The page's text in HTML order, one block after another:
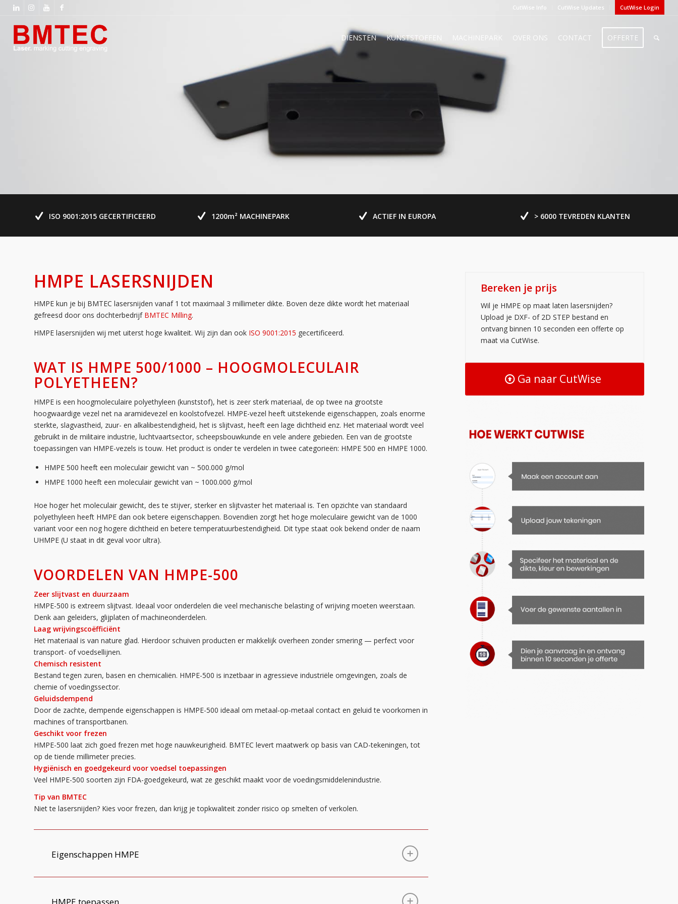
CutWise Info CutWise Updates CutWise Login
DIENSTEN KUNSTSTOFFEN MACHINEPARK OVER ONS CONTACT OFFERTE
ISO 9001:2015 GECERTIFICEERD 1200m² MACHINEPARK ACTIEF IN EUROPA > 6000 TEVREDEN KLANTEN
HMPE LASERSNIJDEN
HMPE kun je bij BMTEC lasersnijden vanaf 1 tot maximaal 3 millimeter dikte. Boven deze dikte wordt het materiaal
gefreesd door ons dochterbedrijf BMTEC Milling.
HMPE lasersnijden wij met uiterst hoge kwaliteit. Wij zijn dan ook ISO 9001:2015 gecertificeerd.
WAT IS HMPE 500/1000 – HOOGMOLECULAIR
POLYETHEEN?
HMPE is een hoogmoleculaire polyethyleen (kunststof), het is zeer sterk materiaal, de op twee na grootste
hoogwaardige vezel net na aramidevezel en koolstofvezel. HMPE-vezel heeft uitstekende eigenschappen, zoals enorme
sterkte, slagvastheid, zuur- en alkalibestendigheid, het is slijtvast, heeft een lage dichtheid enz. Het materiaal wordt veel
gebruikt in de militaire industrie, luchtvaartsector, scheepsbouwkunde en vele andere gebieden. Een van de grootste
toepassingen van HMPE-vezels is touw. Het product is onder te verdelen in twee categorieën: HMPE 500 en HMPE 1000.
HMPE 500 heeft een moleculair gewicht van ~ 500.000 g/mol
HMPE 1000 heeft een moleculair gewicht van ~ 1000.000 g/mol
Hoe hoger het moleculair gewicht, des te stijver, sterker en slijtvaster het materiaal is. Ten opzichte van standaard
polyethyleen heeft HMPE dan ook betere eigenschappen. Bovendien zorgt het hoge moleculaire gewicht van de 1000
variant voor een nog hogere dichtheid en betere temperatuurbestendigheid. Dit type staat ook bekend onder de naam
UHMPE (U staat in dit geval voor ultra).
VOORDELEN VAN HMPE-500
Zeer slijtvast en duurzaam
HMPE-500 is extreem slijtvast. Ideaal voor onderdelen die veel mechanische belasting of wrijving moeten weerstaan.
Denk aan geleiders, glijplaten of machineonderdelen.
Laag wrijvingscoëfficiënt
Het materiaal is van nature glad. Hierdoor schuiven producten er makkelijk overheen zonder smering — perfect voor
transport- of voedsellijnen.
Chemisch resistent
Bestand tegen zuren, basen en chemicaliën. HMPE-500 is inzetbaar in agressieve industriële omgevingen, zoals de
chemie of voedingssector.
Geluidsdempend
Door de zachte, dempende eigenschappen is HMPE-500 ideaal om metaal-op-metaal contact en geluid te voorkomen in
machines of transportbanen.
Geschikt voor frezen
HMPE-500 laat zich goed frezen met hoge nauwkeurigheid. BMTEC levert maatwerk op basis van CAD-tekeningen, tot
op de tiende millimeter precies.
Hygiënisch en goedgekeurd voor voedsel toepassingen
Veel HMPE-500 soorten zijn FDA-goedgekeurd, wat ze geschikt maakt voor de voedingsmiddelenindustrie.
Tip van BMTEC
Niet te lasersnijden? Kies voor frezen, dan krijg je topkwaliteit zonder risico op smelten of verkolen.
Eigenschappen HMPE
Bereken je prijs
Wil je HMPE op maat laten lasersnijden?
Upload je DXF- of 2D STEP bestand en
ontvang binnen 10 seconden een offerte op
maat via CutWise.
Ga naar CutWise